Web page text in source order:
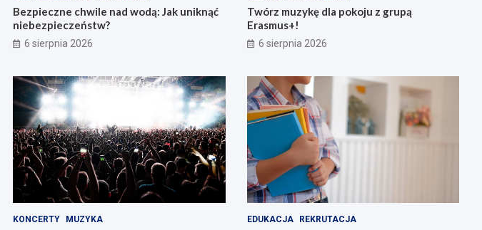
Bezpieczne chwile nad wodą: Jak uniknąć
niebezpieczeństw?
6 sierpnia 2026
Twórz muzykę dla pokoju z grupą
Erasmus+!
6 sierpnia 2026
KONCERTY MUZYKA EDUKACJA REKRUTACJA